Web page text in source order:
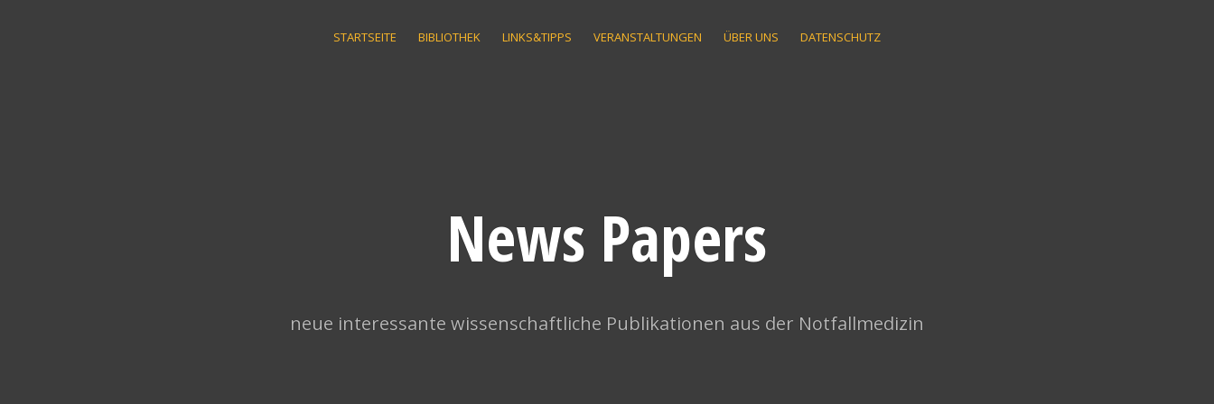
STARTSEITE BIBLIOTHEK LINKS&TIPPS VERANSTALTUNGEN ÜBER UNS DATENSCHUTZ
News Papers
neue interessante wissenschaftliche Publikationen aus der Notfallmedizin